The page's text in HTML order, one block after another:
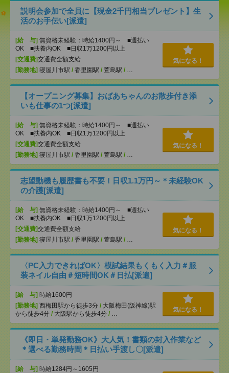
説明会参加で全員に【現金2千円相当プレゼント】生
活のお手伝い[派遣]
[給 与] 無資格未経験：時給1400円～ ■週払い
OK ■扶養内OK ■日収1万1200円以上
[交通費]交通費全額支給
[勤務地] 寝屋川市駅 / 香里園駅 / 萱島駅 / …
気になる！
【オープニング募集】おばあちゃんのお散歩付き添
いも仕事の1つ[派遣]
[給 与] 無資格未経験：時給1400円～ ■週払い
OK ■扶養内OK ■日収1万1200円以上
[交通費]交通費全額支給
[勤務地] 寝屋川市駅 / 香里園駅 / 萱島駅 / …
気になる！
志望動機も履歴書も不要！日収1.1万円～＊未経験OK
の介護[派遣]
[給 与] 無資格未経験：時給1400円～ ■週払い
OK ■扶養内OK ■日収1万1200円以上
[交通費]交通費全額支給
[勤務地] 寝屋川市駅 / 香里園駅 / 萱島駅 / …
気になる！
〈PC入力できればOK〉模試結果もくもく入力＃服
装ネイル自由＃短時間OK＃日払[派遣]
[給 与] 時給1600円
[勤務地] 西梅田駅から徒歩3分 / 大阪梅田(阪神線)駅
から徒歩4分 / 大阪駅から徒歩4分 / …
気になる！
《即日・単発勤務OK》大人気！書類の封入作業など
＊選べる勤務時間＊日払い手渡し〇[派遣]
[給 与] 時給1284円～1605円